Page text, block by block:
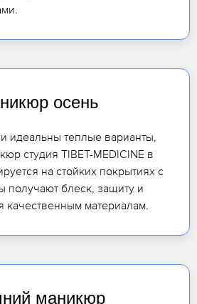
осень
идеальны теплые варианты,
студия TIBET-MEDICINE в
на стойких покрытиях с
получают блеск, защиту и
качественным материалам.
маникюр